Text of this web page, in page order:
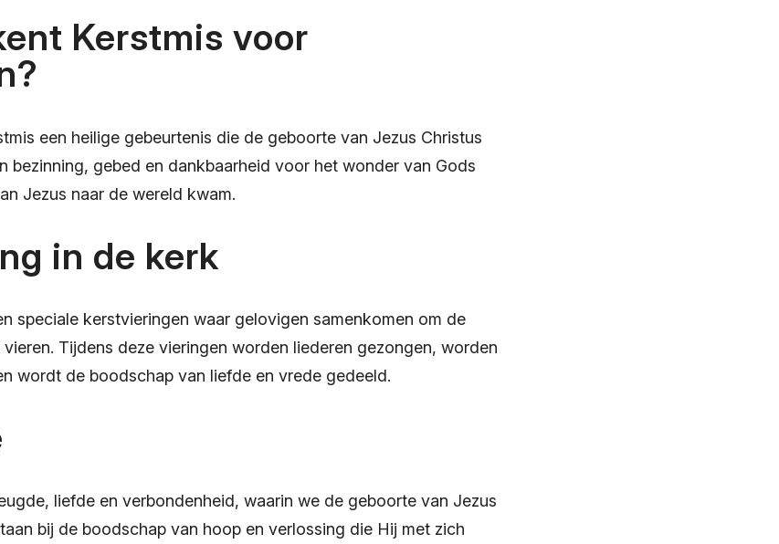
Kerstmis voor
een heilige gebeurtenis die de geboorte van Jezus Christus
bezinning, gebed en dankbaarheid voor het wonder van Gods
Jezus naar de wereld kwam.
in de kerk
speciale kerstvieringen waar gelovigen samenkomen om de
Tijdens deze vieringen worden liederen gezongen, worden
wordt de boodschap van liefde en vrede gedeeld.
liefde en verbondenheid, waarin we de geboorte van Jezus
bij de boodschap van hoop en verlossing die Hij met zich